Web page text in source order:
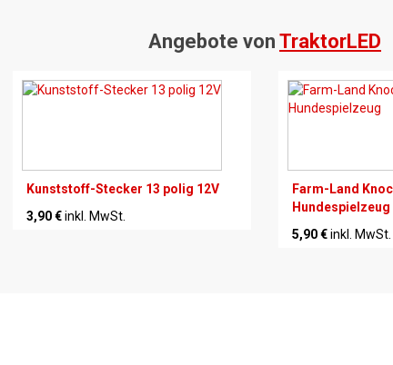
Angebote von TraktorLED
Kunststoff-Stecker 13 polig 12V
3,90 € inkl. MwSt.
Farm-Land
Hundespielzeug
5,90 €inkl. MwSt.